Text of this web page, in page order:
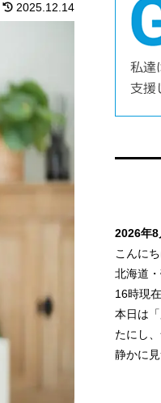
2025.12.14
2026年8
こんにち
北海道
16時現
本日は
たにし
静かに